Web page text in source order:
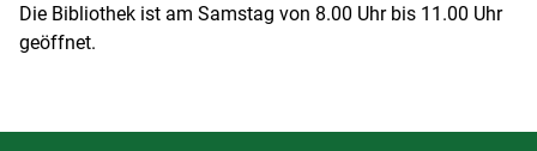
Die Bibliothek ist am Samstag von 8.00 Uhr bis 11.00 Uhr
geöffnet.